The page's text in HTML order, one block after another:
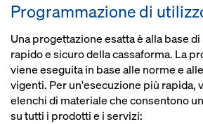
Programmazione di
Una progettazione esatta è alla base
rapido e sicuro della cas­saforma. La
viene eseguita in base alle norme e
vigenti. Per un'esecuzione più rapida,
elenchi di materiale che consentono
su tutti i prodotti e i servizi: